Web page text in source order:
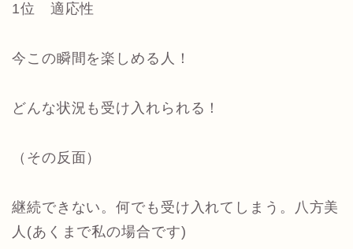
1位 適応性
今この瞬間を楽しめる人！
どんな状況も受け入れられる！
（その反面）
継続できない。何でも受け入れてしまう。八方美
人(あくまで私の場合です)